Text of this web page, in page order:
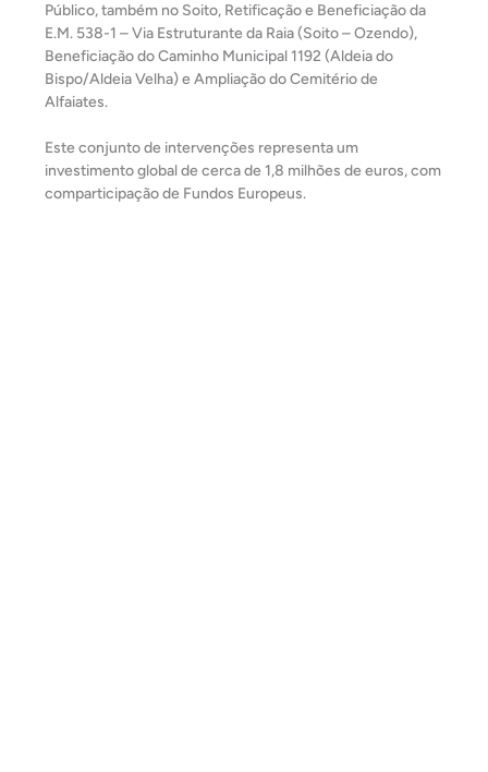
Público, também no Soito, Retificação e Beneficiação da
E.M. 538-1 – Via Estruturante da Raia (Soito – Ozendo),
Beneficiação do Caminho Municipal 1192 (Aldeia do
Bispo/Aldeia Velha) e Ampliação do Cemitério de
Alfaiates.
Este conjunto de intervenções representa um
investimento global de cerca de 1,8 milhões de euros, com
comparticipação de Fundos Europeus.